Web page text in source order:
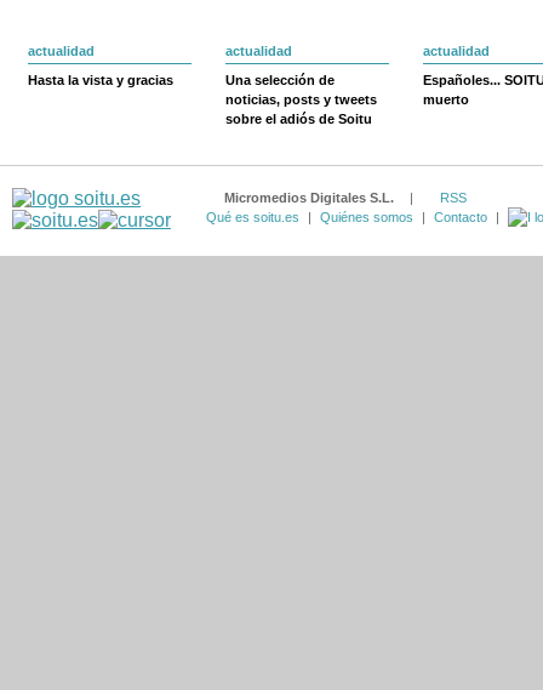
actualidad
Hasta la vista y gracias
actualidad
Una selección de
noticias, posts y tweets
sobre el adiós de Soitu
actualidad
Españoles...
muerto
Micromedios Digitales S.L. |
RSS
Qué es soitu.es
| Quiénes somos | Contacto |